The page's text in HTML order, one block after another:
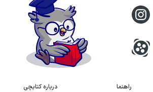
راهنما
درباره کتابچی